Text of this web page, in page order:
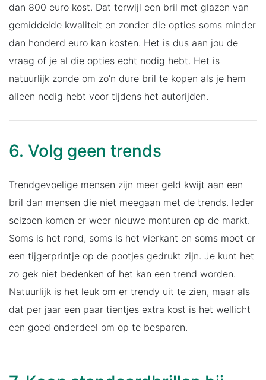
dan 800 euro kost. Dat terwijl een bril met glazen van
gemiddelde kwaliteit en zonder die opties soms minder
dan honderd euro kan kosten. Het is dus aan jou de
vraag of je al die opties echt nodig hebt. Het is
natuurlijk zonde om zo’n dure bril te kopen als je hem
alleen nodig hebt voor tijdens het autorijden.
6. Volg geen trends
Trendgevoelige mensen zijn meer geld kwijt aan een
bril dan mensen die niet meegaan met de trends. Ieder
seizoen komen er weer nieuwe monturen op de markt.
Soms is het rond, soms is het vierkant en soms moet er
een tijgerprintje op de pootjes gedrukt zijn. Je kunt het
zo gek niet bedenken of het kan een trend worden.
Natuurlijk is het leuk om er trendy uit te zien, maar als
dat per jaar een paar tientjes extra kost is het wellicht
een goed onderdeel om op te besparen.